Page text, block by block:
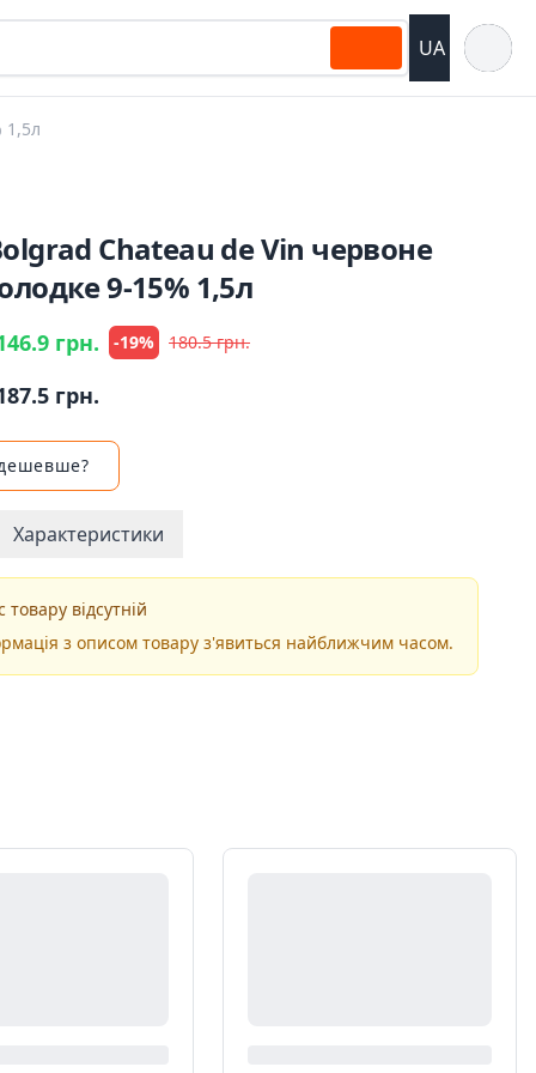
UA
1,5л
Chateau de Vin червоне
9-15% 1,5л
грн. -19% 180.5 грн.
грн.
Характеристики
товару відсутній
з описом товару з'явиться найближчим часом.